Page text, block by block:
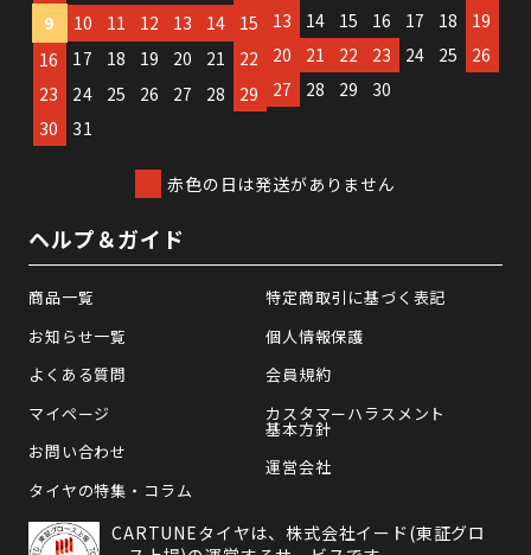
9
10 11 12 13 14
15
16
17 18 19 20 21
22
23
24 25 26 27 28
29
30
31
13
14 15 16 17 18
19
20
21 22 23 24 25
26
27
28 29 30
赤色の日は発送がありません
ヘルプ＆ガイド
商品一覧
お知らせ一覧
よくある質問
マイページ
お問い合わせ
タイヤの特集・コラム
特定商取引に基づく表記
個人情報保護
会員規約
カスタマーハラスメント
基本方針
運営会社
CARTUNEタイヤは、株式会社イード(東証グロ